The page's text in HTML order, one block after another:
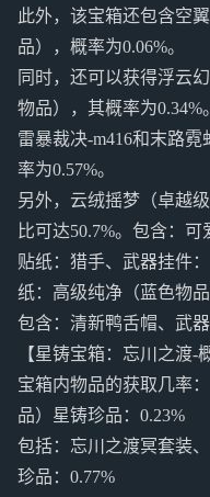
此外，该宝箱还包含空
品），概率为0.06%。
同时，还可以获得浮云
物品），其概率为0.34%。
雷暴裁决-m416和末路
率为0.57%。
另外，云绒摇梦（卓越
比可达50.7%。包含：
贴纸：猎手、武器挂件
纸：高级纯净（蓝色物
包含：清新鸭舌帽、武
【星铸宝箱：忘川之渡-
宝箱内物品的获取几率
品）星铸珍品：0.23%
包括：忘川之渡冥套装
珍品：0.77%